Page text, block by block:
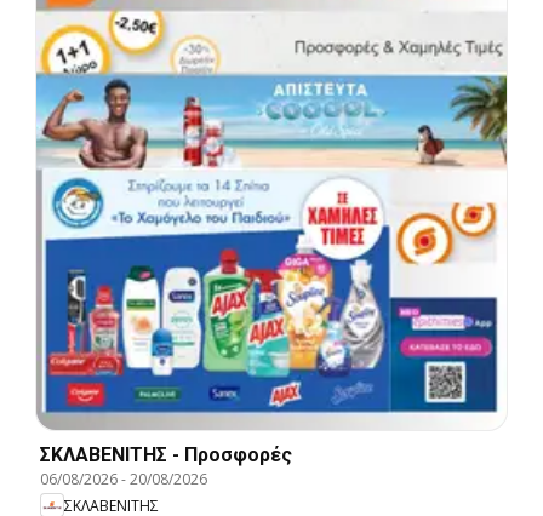
ΣΚΛΑΒΕΝΙΤΗΣ - Προσφορές
06/08/2026-20/08/2026
ΣΚΛΑΒΕΝΙΤΗΣ